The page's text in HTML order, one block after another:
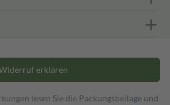
erklären
lesen Sie die Packungsbeilage und